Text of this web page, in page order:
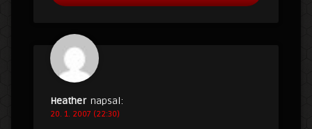
Heather napsal:
20. 1. 2007 (22:30)